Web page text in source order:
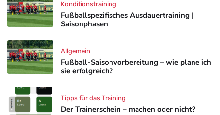
Fußballspezifisches Ausdauertraining |
Saisonphasen
Konditionstraining
Fußball-Saisonvorbereitung – wie plane ich
sie erfolgreich?
Allgemein
Der Trainerschein – machen oder nicht?
Tipps für das Training